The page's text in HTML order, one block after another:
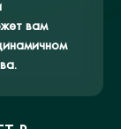
вам